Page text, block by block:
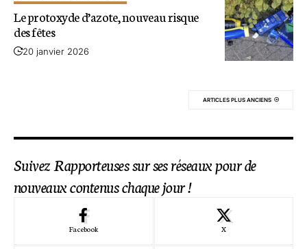
Le protoxyde d’azote, nouveau risque
des fêtes
20 janvier 2026
ARTICLES PLUS ANCIENS
Suivez Rapporteuses sur ses réseaux pour de
nouveaux contenus chaque jour !
Facebook X